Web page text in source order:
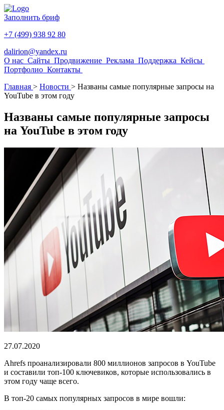
Заполнить бриф
+7 (499) 938 92 80
dalirion@yandex.ru
О нас Сайты Продвижение Реклама Поддержка Кейсы
Портфолио Контакты
Главная > Новости > Названы самые популярные запросы на
YouTube в этом году
Названы самые популярные запросы
на YouTube в этом году
27.07.2020
Ahrefs проанализировали 800 миллионов запросов в YouTube
и составили топ-100 ключевиков, которые использовались в
этом году чаще всего.
В топ-20 самых популярных запросов в мире вошли: